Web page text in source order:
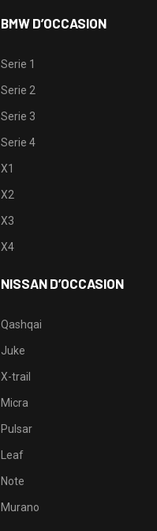
BMW D’OCCASION
Serie 1
Serie 2
Serie 3
Serie 4
X1
X2
X3
X4
NISSAN D’OCCASION
Qashqai
Juke
X-trail
Micra
Pulsar
Leaf
Note
Murano